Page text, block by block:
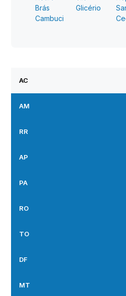
Brás
Cambuci
Glicério
AC
AM
RR
AP
PA
RO
TO
DF
MT